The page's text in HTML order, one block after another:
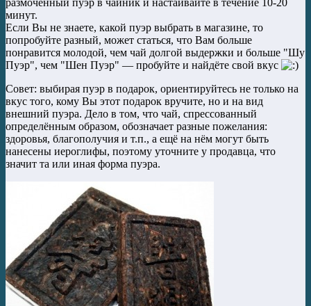
минут.
Если Вы не знаете, какой пуэр выбрать в магазине, то
попробуйте разный, может статься, что Вам больше
понравится молодой, чем чай долгой выдержки и больше "Шу
Пуэр", чем "Шен Пуэр" — пробуйте и найдёте свой вкус
Совет: выбирая пуэр в подарок, ориентируйтесь не только на
вкус того, кому Вы этот подарок вручите, но и на вид
внешний пуэра. Дело в том, что чай, спрессованный
определённым образом, обозначает разные пожелания:
здоровья, благополучия и т.п., а ещё на нём могут быть
нанесены иероглифы, поэтому уточните у продавца, что
значит та или иная форма пуэра.